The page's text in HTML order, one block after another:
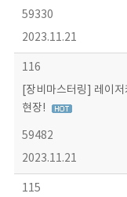
59330
2023.11.21
116
[장비마스터링] 레이
현장!
59482
2023.11.21
115